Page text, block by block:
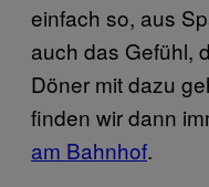
einfach so, aus
auch das Gefühl,
Döner mit dazu
finden wir dann
am Bahnhof.